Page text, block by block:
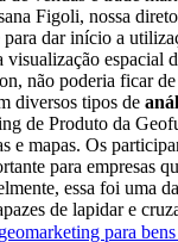
Figoli, nossa
dar início a
visualização espacial
não poderia ficar
diversos tipos de
de Produto da
e mapas. Os
para empresas
essa foi uma
de lapidar e